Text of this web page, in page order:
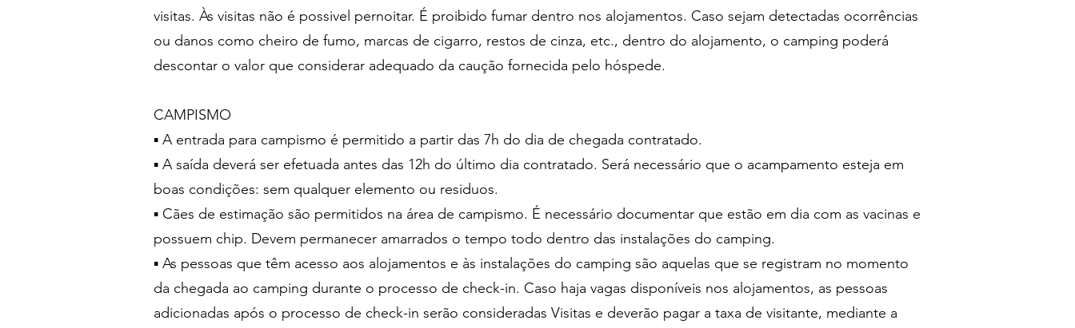
visitas. Às visitas não é possivel pernoitar. É proibido fumar dentro nos alojamentos. Caso sejam detectadas ocorrências
ou danos como cheiro de fumo, marcas de cigarro, restos de cinza, etc., dentro do alojamento, o camping poderá
descontar o valor que considerar adequado da caução fornecida pelo hóspede.
CAMPISMO
▪ A entrada para campismo é permitido a partir das 7h do dia de chegada contratado.
▪ A saída deverá ser efetuada antes das 12h do último dia contratado. Será necessário que o acampamento esteja em
boas condições: sem qualquer elemento ou residuos.
▪ Cães de estimação são permitidos na área de campismo. É necessário documentar que estão em dia com as vacinas e
possuem chip. Devem permanecer amarrados o tempo todo dentro das instalações do camping.
▪ As pessoas que têm acesso aos alojamentos e às instalações do camping são aquelas que se registram no momento
da chegada ao camping durante o processo de check-in. Caso haja vagas disponíveis nos alojamentos, as pessoas
adicionadas após o processo de check-in serão consideradas Visitas e deverão pagar a taxa de visitante, mediante a